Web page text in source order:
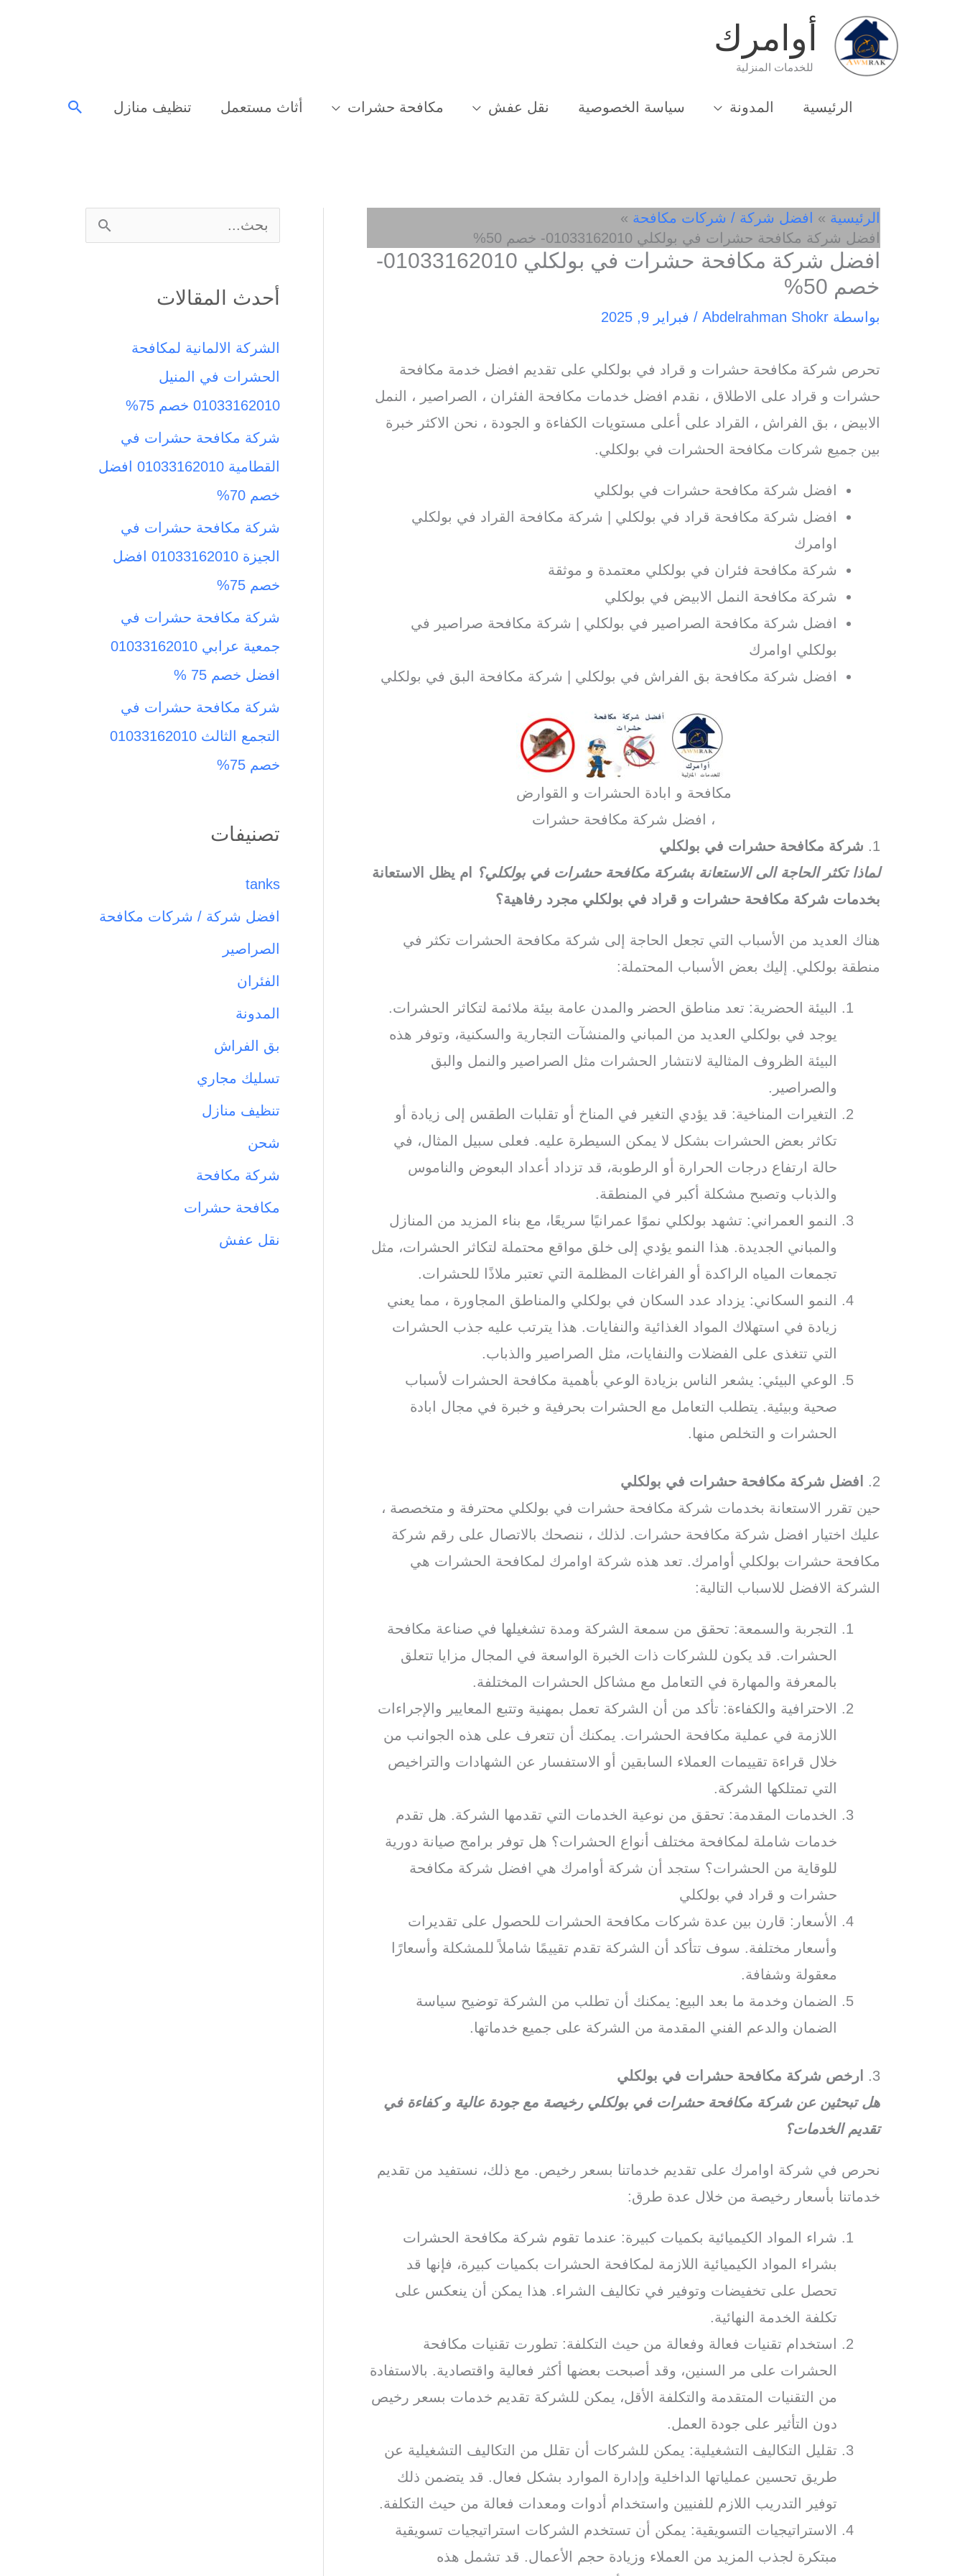
أوامرك
للخدمات المنزلية
الرئيسية المدونة سياسة الخصوصية نقل عفش مكافحة حشرات أثاث مستعمل تنظيف منازل البحث
الرئيسية
افضل شركة / شركات مكافحة
افضل شركة مكافحة حشرات في بولكلي 01033162010- خصم 50%
افضل شركة مكافحة حشرات في بولكلي 01033162010-
خصم 50%
بواسطة Abdelrahman Shokr
/ فبراير 9, 2025
تحرص شركة مكافحة حشرات و قراد في بولكلي على تقديم افضل خدمة مكافحة
حشرات و قراد على الاطلاق ، نقدم افضل خدمات مكافحة الفئران ، الصراصير ، النمل
الابيض ، بق الفراش ، القراد على أعلى مستويات الكفاءة و الجودة ، نحن الاكثر خبرة
بين جميع شركات مكافحة الحشرات في بولكلي.
افضل شركة مكافحة حشرات في بولكلي
افضل شركة مكافحة قراد في بولكلي | شركة مكافحة القراد في بولكلي
اوامرك
شركة مكافحة فئران في بولكلي معتمدة و موثقة
شركة مكافحة النمل الابيض في بولكلي
افضل شركة مكافحة الصراصير في بولكلي | شركة مكافحة صراصير في
بولكلي اوامرك
افضل شركة مكافحة بق الفراش في بولكلي | شركة مكافحة البق في بولكلي
مكافحة و ابادة الحشرات و القوارض
، افضل شركة مكافحة حشرات
1.
شركة مكافحة حشرات في بولكلي
لماذا تكثر الحاجة الى الاستعانة بشركة مكافحة حشرات في بولكلي؟
ام يظل الاستعانة
بخدمات شركة مكافحة حشرات و قراد في بولكلي مجرد رفاهية؟
هناك العديد من الأسباب التي تجعل الحاجة إلى شركة مكافحة الحشرات تكثر في
منطقة بولكلي. إليك بعض الأسباب المحتملة:
البيئة الحضرية: تعد مناطق الحضر والمدن عامة بيئة ملائمة لتكاثر الحشرات.
يوجد في بولكلي العديد من المباني والمنشآت التجارية والسكنية، وتوفر هذه
البيئة الظروف المثالية لانتشار الحشرات مثل الصراصير والنمل والبق
والصراصير.
التغيرات المناخية: قد يؤدي التغير في المناخ أو تقلبات الطقس إلى زيادة أو
تكاثر بعض الحشرات بشكل لا يمكن السيطرة عليه. فعلى سبيل المثال، في
حالة ارتفاع درجات الحرارة أو الرطوبة، قد تزداد أعداد البعوض والناموس
والذباب وتصبح مشكلة أكبر في المنطقة.
النمو العمراني: تشهد بولكلي نموًا عمرانيًا سريعًا، مع بناء المزيد من المنازل
والمباني الجديدة. هذا النمو يؤدي إلى خلق مواقع محتملة لتكاثر الحشرات، مثل
تجمعات المياه الراكدة أو الفراغات المظلمة التي تعتبر ملاذًا للحشرات.
النمو السكاني: يزداد عدد السكان في بولكلي والمناطق المجاورة ، مما يعني
زيادة في استهلاك المواد الغذائية والنفايات. هذا يترتب عليه جذب الحشرات
التي تتغذى على الفضلات والنفايات، مثل الصراصير والذباب.
الوعي البيئي: يشعر الناس بزيادة الوعي بأهمية مكافحة الحشرات لأسباب
صحية وبيئية. يتطلب التعامل مع الحشرات بحرفية و خبرة في مجال ابادة
الحشرات و التخلص منها.
2.
افضل شركة مكافحة حشرات في بولكلي
حين تقرر الاستعانة بخدمات شركة مكافحة حشرات في بولكلي محترفة و متخصصة ،
عليك اختيار افضل شركة مكافحة حشرات. لذلك ، ننصحك بالاتصال على رقم شركة
مكافحة حشرات بولكلي أوامرك. تعد هذه شركة اوامرك لمكافحة الحشرات هي
الشركة الافضل للاسباب التالية:
التجربة والسمعة: تحقق من سمعة الشركة ومدة تشغيلها في صناعة مكافحة
الحشرات. قد يكون للشركات ذات الخبرة الواسعة في المجال مزايا تتعلق
بالمعرفة والمهارة في التعامل مع مشاكل الحشرات المختلفة.
الاحترافية والكفاءة: تأكد من أن الشركة تعمل بمهنية وتتبع المعايير والإجراءات
اللازمة في عملية مكافحة الحشرات. يمكنك أن تتعرف على هذه الجوانب من
خلال قراءة تقييمات العملاء السابقين أو الاستفسار عن الشهادات والتراخيص
التي تمتلكها الشركة.
الخدمات المقدمة: تحقق من نوعية الخدمات التي تقدمها الشركة. هل تقدم
خدمات شاملة لمكافحة مختلف أنواع الحشرات؟ هل توفر برامج صيانة دورية
للوقاية من الحشرات؟ ستجد أن شركة أوامرك هي افضل شركة مكافحة
حشرات و قراد في بولكلي
الأسعار: قارن بين عدة شركات مكافحة الحشرات للحصول على تقديرات
وأسعار مختلفة. سوف تتأكد أن الشركة تقدم تقييمًا شاملاً للمشكلة وأسعارًا
معقولة وشفافة.
الضمان وخدمة ما بعد البيع: يمكنك أن تطلب من الشركة توضيح سياسة
الضمان والدعم الفني المقدمة من الشركة على جميع خدماتها.
3.
ارخص شركة مكافحة حشرات في بولكلي
هل تبحثين عن شركة مكافحة حشرات في بولكلي رخيصة مع جودة عالية و كفاءة في
تقديم الخدمات؟
نحرص في شركة اوامرك على تقديم خدماتنا بسعر رخيص. مع ذلك، نستفيد من تقديم
خدماتنا بأسعار رخيصة من خلال عدة طرق:
شراء المواد الكيميائية بكميات كبيرة: عندما تقوم شركة مكافحة الحشرات
بشراء المواد الكيميائية اللازمة لمكافحة الحشرات بكميات كبيرة، فإنها قد
تحصل على تخفيضات وتوفير في تكاليف الشراء. هذا يمكن أن ينعكس على
تكلفة الخدمة النهائية.
استخدام تقنيات فعالة وفعالة من حيث التكلفة: تطورت تقنيات مكافحة
الحشرات على مر السنين، وقد أصبحت بعضها أكثر فعالية واقتصادية. بالاستفادة
من التقنيات المتقدمة والتكلفة الأقل، يمكن للشركة تقديم خدمات بسعر رخيص
دون التأثير على جودة العمل.
تقليل التكاليف التشغيلية: يمكن للشركات أن تقلل من التكاليف التشغيلية عن
طريق تحسين عملياتها الداخلية وإدارة الموارد بشكل فعال. قد يتضمن ذلك
توفير التدريب اللازم للفنيين واستخدام أدوات ومعدات فعالة من حيث التكلفة.
الاستراتيجيات التسويقية: يمكن أن تستخدم الشركات استراتيجيات تسويقية
مبتكرة لجذب المزيد من العملاء وزيادة حجم الأعمال. قد تشمل هذه
ب
ث
ع
ن
أحدث المقالات
الشركة الالمانية لمكافحة
الحشرات في المنيل
01033162010 خصم 75%
شركة مكافحة حشرات في
القطامية 01033162010 افضل
خصم 70%
شركة مكافحة حشرات في
الجيزة 01033162010 افضل
خصم 75%
شركة مكافحة حشرات في
جمعية عرابي 01033162010
افضل خصم 75 %
شركة مكافحة حشرات في
التجمع الثالث 01033162010
خصم 75%
تصنيفات
tanks
افضل شركة / شركات مكافحة
الصراصير
الفئران
المدونة
بق الفراش
تسليك مجاري
تنظيف منازل
شحن
شركة مكافحة
مكافحة حشرات
نقل عفش